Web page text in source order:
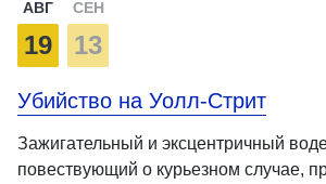
АВГ
19
СЕН
13
Убийство на Уолл-Стрит
Зажигательный и эксцентричный
повествующий о курьезном случае,